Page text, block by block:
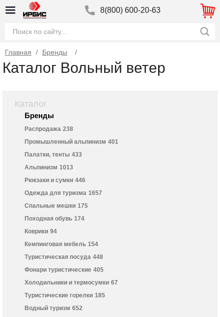
8(800) 600-20-63
Главная / Бренды
Каталог Вольный ветер
Каталог
Бренды
Распродажа 238
Промышленный альпинизм 401
Палатки, тенты 433
Альпинизм 1013
Рюкзаки и сумки 446
Одежда для туризма 1657
Спальные мешки 175
Походная обувь 174
Коврики 94
Кемпинговая мебель 154
Туристическая посуда 448
Фонари туристические 405
Холодильники и термосумки 67
Туристические горелки 185
Водный туризм 652